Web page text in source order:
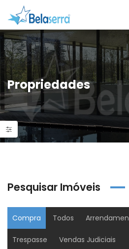
Propriedades
Pesquisar Imóveis
Compra Todos
Trespasse Vendas Judiciais